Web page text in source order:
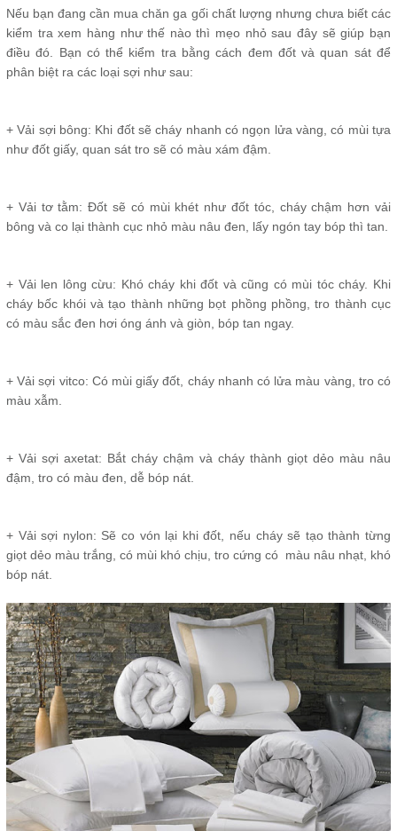
Nếu bạn đang cần mua chăn ga gối chất lượng nhưng chưa biết các
kiểm tra xem hàng như thế nào thì mẹo nhỏ sau đây sẽ giúp bạn
điều đó. Bạn có thể kiểm tra bằng cách đem đốt và quan sát để
phân biệt ra các loại sợi như sau:
+ Vải sợi bông: Khi đốt sẽ cháy nhanh có ngọn lửa vàng, có mùi tựa
như đốt giấy, quan sát tro sẽ có màu xám đậm.
+ Vải tơ tằm: Đốt sẽ có mùi khét như đốt tóc, cháy chậm hơn vải
bông và co lại thành cục nhỏ màu nâu đen, lấy ngón tay bóp thì tan.
+ Vải len lông cừu: Khó cháy khi đốt và cũng có mùi tóc cháy. Khi
cháy bốc khói và tạo thành những bọt phồng phồng, tro thành cục
có màu sắc đen hơi óng ánh và giòn, bóp tan ngay.
+ Vải sợi vitco: Có mùi giấy đốt, cháy nhanh có lửa màu vàng, tro có
màu xẫm.
+ Vải sợi axetat: Bắt cháy chậm và cháy thành giọt dẻo màu nâu
đậm, tro có màu đen, dễ bóp nát.
+ Vải sợi nylon: Sẽ co vón lại khi đốt, nếu cháy sẽ tạo thành từng
giọt dẻo màu trắng, có mùi khó chịu, tro cứng có màu nâu nhạt, khó
bóp nát.